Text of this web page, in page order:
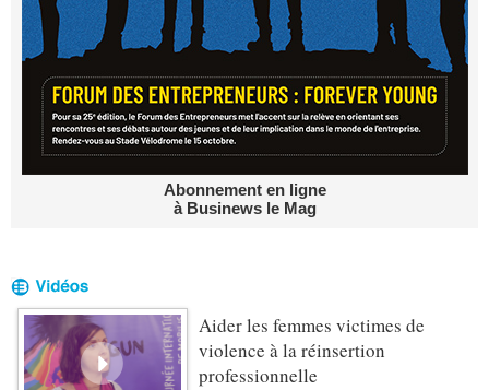
Abonnement en ligne
à Businews le Mag
Aider les femmes victimes de
violence à la réinsertion
professionnelle